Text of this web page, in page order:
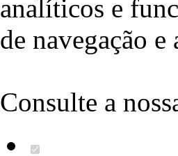
analíticos e
de navegação
Consulte a